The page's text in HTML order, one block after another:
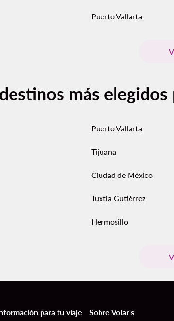
Puerto Vallarta
más elegidos
Puerto Vallarta
Tijuana
Ciudad de México
Tuxtla Gutiérrez
Hermosillo
para tu viaje Sobre Volaris